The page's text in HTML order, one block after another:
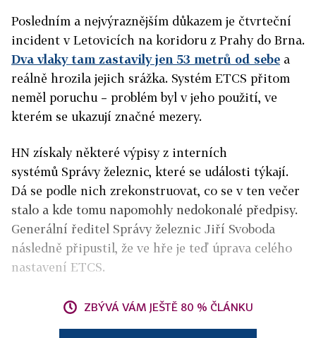
Posledním a nejvýraznějším důkazem je čtvrteční
incident v Letovicích na koridoru z Prahy do Brna.
Dva vlaky tam zastavily jen 53 metrů od sebe a
reálně hrozila jejich srážka. Systém ETCS přitom
neměl poruchu – problém byl v jeho použití, ve
kterém se ukazují značné mezery.
HN získaly některé výpisy z interních
systémů Správy železnic, které se události týkají.
Dá se podle nich zrekonstruovat, co se v ten večer
stalo a kde tomu napomohly nedokonalé předpisy.
Generální ředitel Správy železnic Jiří Svoboda
následně připustil, že ve hře je teď úprava celého
nastavení ETCS.
ZBÝVÁ VÁM JEŠTĚ 80 % ČLÁNKU